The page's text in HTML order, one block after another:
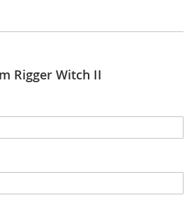
Rigger Witch II